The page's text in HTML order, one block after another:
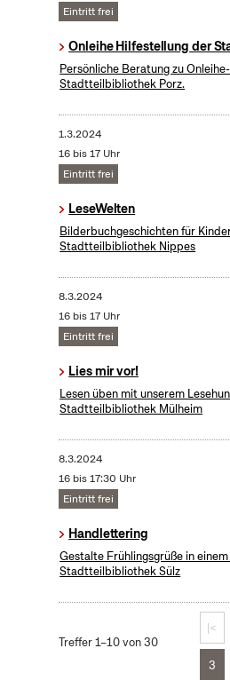
Eintritt frei
Onleihe Hilfestellung der
Persönliche Beratung zu
Stadtteilbibliothek Porz.
1.3.2024
16 bis 17 Uhr
Eintritt frei
LeseWelten
Bilderbuchgeschichten für
Stadtteilbibliothek Nippes
8.3.2024
16 bis 17 Uhr
Eintritt frei
Lies mir vor!
Lesen üben mit unserem
Stadtteilbibliothek Mülheim
8.3.2024
16 bis 17:30 Uhr
Eintritt frei
Handlettering
Gestalte Frühlingsgrüße in
Stadtteilbibliothek Sülz
Treffer 1–10 von 30
|<
3